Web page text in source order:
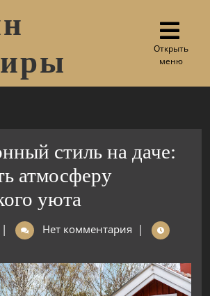
Открыть
меню
стиль на даче:
атмосферу
уюта
| Нет комментария |